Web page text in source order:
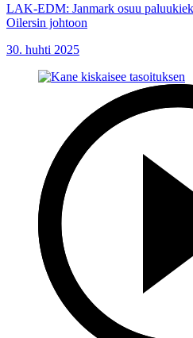
LAK-EDM: Janmark osuu
Oilersin johtoon
30. huhti 2025